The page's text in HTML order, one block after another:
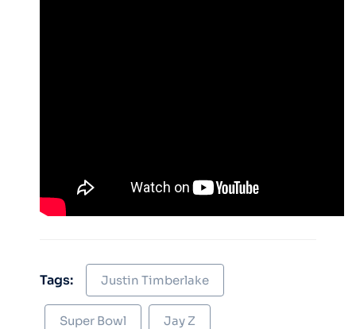
Tags: Justin Timberlake
Super Bowl Jay Z